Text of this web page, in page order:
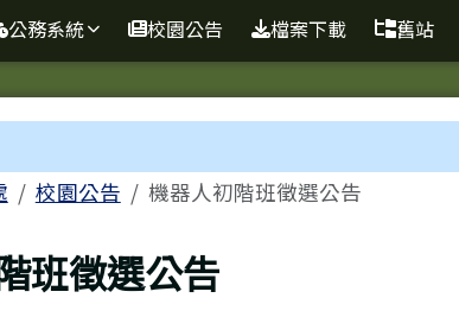
站
公務系統 校園公告 檔案下載 舊站
校園公告 機器人初階班徵選公告
班徵選公告